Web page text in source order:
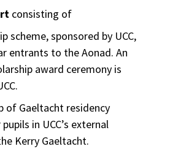
consisting of
scheme, sponsored by UCC,
entrants to the Aonad. An
award ceremony is
of Gaeltacht residency
in UCC’s external
Kerry Gaeltacht.